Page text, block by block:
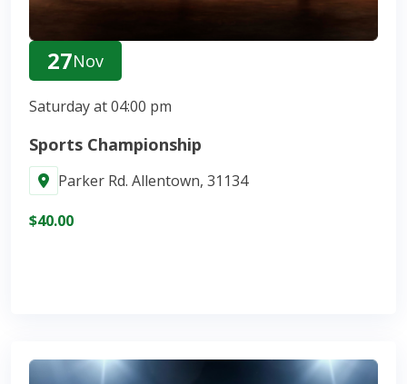
27Nov
Saturday at 04:00 pm
Sports Championship
Parker Rd. Allentown, 31134
$40.00